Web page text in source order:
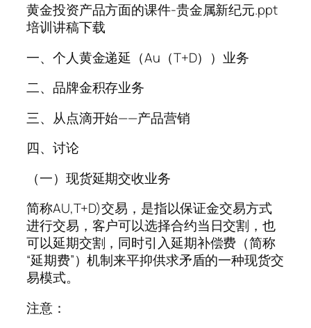
黄金投资产品方面的课件-贵金属新纪元.ppt
培训讲稿下载
一、个人黄金递延（Au（T+D））业务
二、品牌金积存业务
三、从点滴开始——产品营销
四、讨论
（一）现货延期交收业务
简称AU,T+D)交易，是指以保证金交易方式
进行交易，客户可以选择合约当日交割，也
可以延期交割，同时引入延期补偿费（简称
“延期费”）机制来平抑供求矛盾的一种现货交
易模式。
注意：